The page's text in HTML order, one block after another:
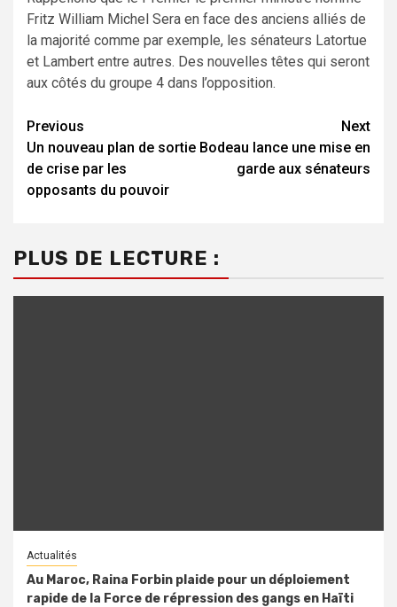
Fritz William Michel Sera en face des anciens alliés de
la majorité comme par exemple, les sénateurs Latortue
et Lambert entre autres. Des nouvelles têtes qui seront
aux côtés du groupe 4 dans l’opposition.
Continue
Reading
Previous
Un nouveau plan de sortie
de crise par les
opposants du pouvoir
Next
Bodeau lance une mise en
garde aux sénateurs
PLUS DE LECTURE :
Actualités
Au Maroc, Raina Forbin plaide pour un déploiement
rapide de la Force de répression des gangs en Haïti